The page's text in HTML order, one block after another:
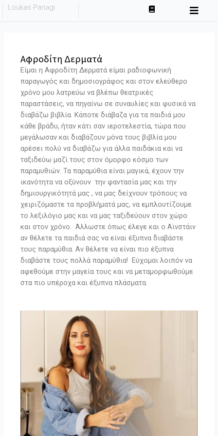
SkipLoukas Panagi
Αφροδίτη Δερματά
Είμαι η Αφροδίτη Δερματά είμαι ραδιοφωνική
παραγωγός και δημοσιογράφος και στον ελεύθερο
χρόνο μου λατρεύω να βλέπω θεατρικές
παραστάσεις, να πηγαίνω σε συναυλίες και φυσικά να
διαβάζω βιβλία. Κάποτε διάβαζα για τα παιδιά μου
κάθε βράδυ, ήταν κάτι σαν ιεροτελεστία, τώρα που
μεγάλωσαν και διαβάζουν μόνα τους βιβλία μου
αρέσει πολύ να διαβάζω για άλλα παιδάκια και να
ταξιδεύω μαζί τους στον όμορφο κόσμο των
παραμυθιών. Τα παραμύθια είναι μαγικά, έχουν την
ικανότητα να οξύνουν την φαντασία μας και την
δημιουργικότητά μας , να μας δείχνουν τρόπους να
χειριζόμαστε τα προβλήματά μας, να εμπλουτίζουμε
το λεξιλόγιο μας και να μας ταξιδεύουν στον χώρο
και στον χρόνο. Άλλωστε όπως έλεγε και ο Αϊνστάιν
αν θέλετε τα παιδιά σας να είναι έξυπνα διαβάστε
τους παραμύθια. Αν θέλετε να είναι πιο έξυπνα
διαβάστε τους πολλά παραμύθια! Εύχομαι λοιπόν να
αφεθούμε στην μαγεία τους και να μεταμορφωθούμε
στα πιο υπέροχα και έξυπνα πλάσματα.